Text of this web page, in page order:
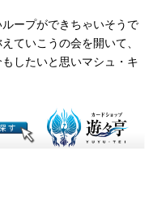
ープができちゃいそうで
ていこうの会を開いて、
したいと思いマシュ・キ